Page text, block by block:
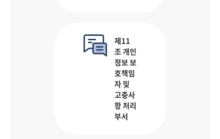
제11
조 개인
정보 보
호책임
자 및
고충사
항 처리
부서